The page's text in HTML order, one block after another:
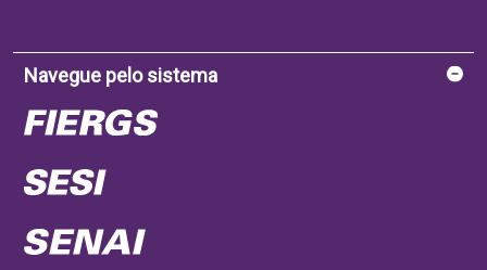
Navegue pelo sistema